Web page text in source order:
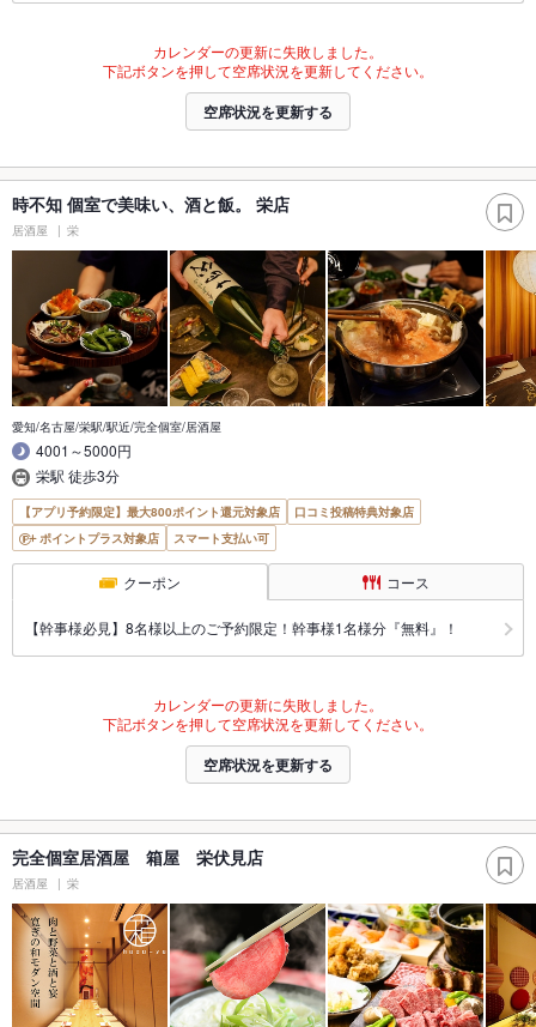
カレンダーの更新に失敗しました。
下記ボタンを押して空席状況を更新してください。
空席状況を更新する
時不知 個室で美味い、酒と飯。 栄店
居酒屋 栄
愛知/名古屋/栄駅/駅近/完全個室/居酒屋
4001～5000円
栄駅 徒歩3分
【アプリ予約限定】最大800ポイント還元対象店
口コミ投稿特典対象店
ポイントプラス対象店
スマート支払い可
クーポン コース
【幹事様必見】8名様以上のご予約限定！幹事様1名様分『無料』！
カレンダーの更新に失敗しました。
下記ボタンを押して空席状況を更新してください。
空席状況を更新する
完全個室居酒屋 箱屋 栄伏見店
居酒屋 栄